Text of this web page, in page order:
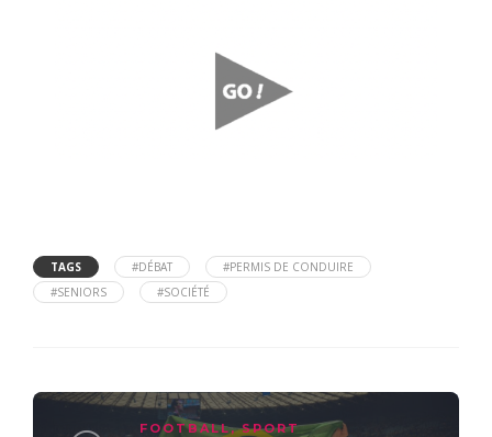
TAGS #DÉBAT
#PERMIS DE CONDUIRE
#SENIORS
#SOCIÉTÉ
FOOTBALL,SPORT